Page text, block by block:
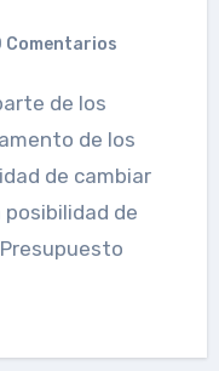
Comentarios
de los
de cambiar
de